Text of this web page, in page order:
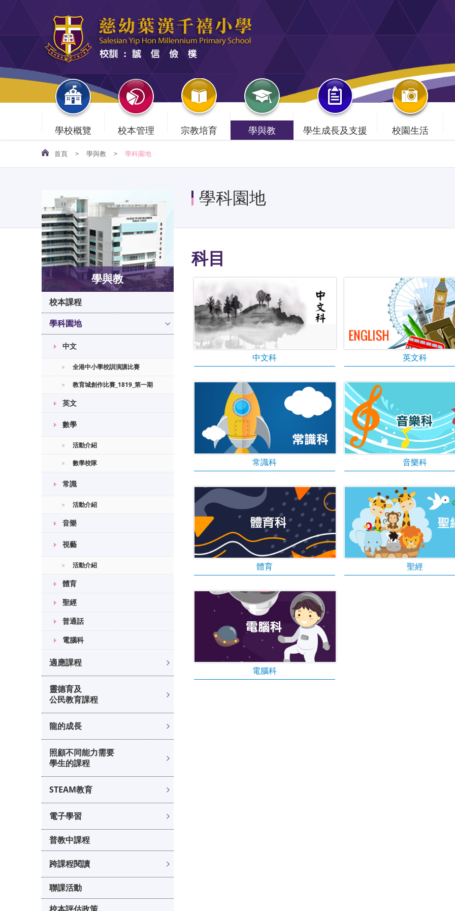
學校概覽 校本管理 宗教培育 學與教 學生成長及支援 校園生活
首頁 > 學與教 > 學科園地
學科園地
科目
中文科 英文科
常識科 音樂科
體育 聖經
電腦科
學與教
校本課程
學科園地
中文
全港中小學校訓演講比賽
教育城創作比賽_1819_第一期
英文
數學
活動介紹
數學校隊
常識
活動介紹
音樂
視藝
活動介紹
體育
聖經
普通話
電腦科
適應課程
靈德育及
公民教育課程
龍的成長
照顧不同能力需要
學生的課程
STEAM教育
電子學習
普教中課程
跨課程閱讀
聯課活動